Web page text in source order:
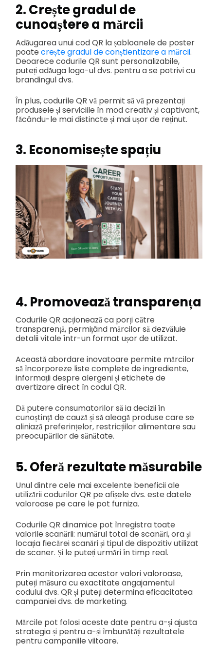
2. Crește gradul de
cunoaștere a mărcii
Adăugarea unui cod QR la șabloanele de poster
poate crește gradul de conștientizare a mărcii.
Deoarece codurile QR sunt personalizabile,
puteți adăuga logo-ul dvs. pentru a se potrivi cu
brandingul dvs.
În plus, codurile QR vă permit să vă prezentați
produsele și serviciile în mod creativ și captivant,
făcându-le mai distincte și mai ușor de reținut.
3. Economisește spațiu
4. Promovează transparența
Codurile QR acționează ca porți către
transparență, permițând mărcilor să dezvăluie
detalii vitale într-un format ușor de utilizat.
Această abordare inovatoare permite mărcilor
să încorporeze liste complete de ingrediente,
informații despre alergeni și etichete de
avertizare direct în codul QR.
Dă putere consumatorilor să ia decizii în
cunoștință de cauză și să aleagă produse care se
aliniază preferințelor, restricțiilor alimentare sau
preocupărilor de sănătate.
5. Oferă rezultate măsurabile
Unul dintre cele mai excelente beneficii ale
utilizării codurilor QR pe afișele dvs. este datele
valoroase pe care le pot furniza.
Codurile QR dinamice pot înregistra toate
valorile scanării: numărul total de scanări, ora și
locația fiecărei scanări și tipul de dispozitiv utilizat
de scaner. Și le puteți urmări în timp real.
Prin monitorizarea acestor valori valoroase,
puteți măsura cu exactitate angajamentul
codului dvs. QR și puteți determina eficacitatea
campaniei dvs. de marketing.
Mărcile pot folosi aceste date pentru a-și ajusta
strategia și pentru a-și îmbunătăți rezultatele
pentru campaniile viitoare.